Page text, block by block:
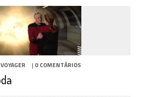
VOYAGER | 0 COMENTÁRIOS